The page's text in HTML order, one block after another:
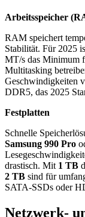
Arbeitsspeicher
RAM speichert
Stabilität. Für 2025
MT/s das Minimum
Multitasking
Geschwindigkeiten
DDR5, das 2025
Festplatten
Schnelle
Samsung 990 Pro
drastisch. Mit 1 TB
2 TB sind für
SATA-SSDs oder
Netzwerk-